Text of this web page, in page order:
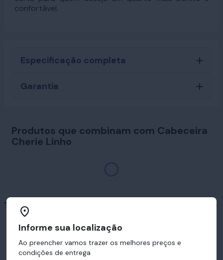
confortável.
Especificação completa
Garantia
Produtos que combinam com Cabeceira
Cherie Linho
Travesseiros em destaque
Informe sua localização
Ao preencher vamos trazer os melhores preços e
condições de entrega